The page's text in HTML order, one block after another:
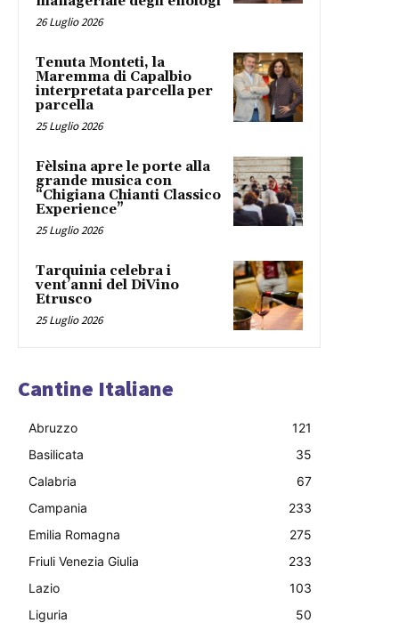
26 Luglio 2026
Tenuta Monteti, la
Maremma di Capalbio
interpretata parcella per
parcella
25 Luglio 2026
Fèlsina apre le porte alla
grande musica con
“Chigiana Chianti Classico
Experience”
25 Luglio 2026
Tarquinia celebra i
vent’anni del DiVino
Etrusco
25 Luglio 2026
Cantine Italiane
Abruzzo
121
Basilicata
35
Calabria
67
Campania
233
Emilia Romagna
275
Friuli Venezia Giulia
233
Lazio
103
Liguria
50